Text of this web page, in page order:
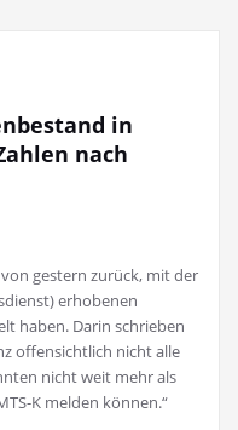
in
nach
gestern zurück, mit der
erhobenen
haben. Darin schrieben
offensichtlich nicht alle
nicht weit mehr als
K melden können.“